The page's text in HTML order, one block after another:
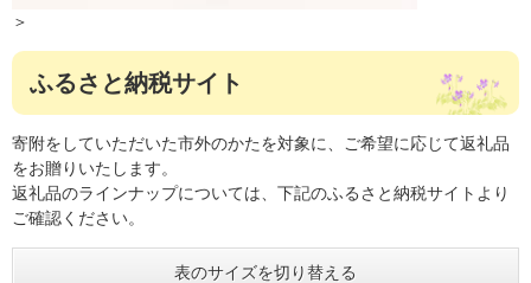
＞
ふるさと納税サイト
寄附をしていただいた市外のかたを対象に、ご希望に応じて返礼品
をお贈りいたします。
返礼品のラインナップについては、下記のふるさと納税サイトより
ご確認ください。
表のサイズを切り替える